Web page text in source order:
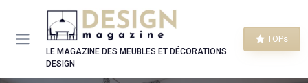
LE MAGAZINE DES MEUBLES ET DÉCORATIONS
DESIGN
TOPs
Panneau de gestion des cookies